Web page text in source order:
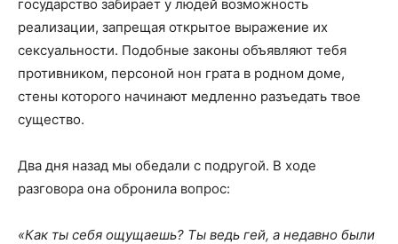
государство забирает у людей возможность
реализации, запрещая открытое выражение их
сексуальности. Подобные законы объявляют тебя
противником, персоной нон грата в родном доме,
стены которого начинают медленно разъедать твое
существо.
Два дня назад мы обедали с подругой. В ходе
разговора она обронила вопрос:
«Как ты себя ощущаешь? Ты ведь гей, а недавно были